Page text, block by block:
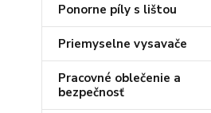
Ponorne píly s lištou
Priemyselne vysavače
Pracovné oblečenie a
bezpečnosť